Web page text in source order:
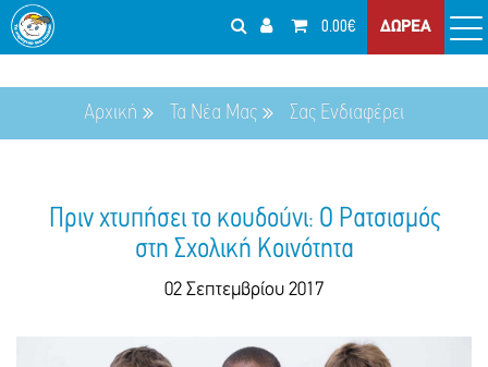
0.00€ ΔΩΡΕΑ
Αρχική Τα Νέα Μας Σας Ενδιαφέρει
Πριν χτυπήσει το κουδούνι: Ο Ρατσισμός
στη Σχολική Κοινότητα
02 Σεπτεμβρίου 2017